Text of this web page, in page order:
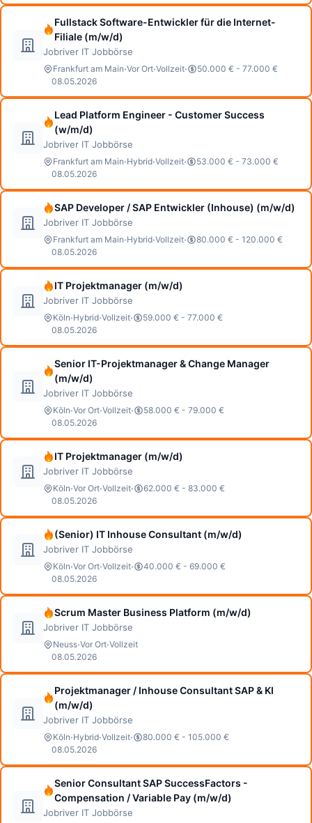
Fullstack Software-Entwickler für die Internet-
Filiale (m/w/d)
Jobriver IT Jobbörse
Frankfurt am Main·Vor Ort·Vollzeit·
50.000 € - 77.000 €
08.05.2026
Lead Platform Engineer - Customer Success
(w/m/d)
Jobriver IT Jobbörse
Frankfurt am Main·Hybrid·Vollzeit·
53.000 € - 73.000 €
08.05.2026
SAP Developer / SAP Entwickler (Inhouse) (m/w/d)
Jobriver IT Jobbörse
Frankfurt am Main·Hybrid·Vollzeit·
80.000 € - 120.000 €
08.05.2026
IT Projektmanager (m/w/d)
Jobriver IT Jobbörse
Köln·Hybrid·Vollzeit·
59.000 € - 77.000 €
08.05.2026
Senior IT-Projektmanager & Change Manager
(m/w/d)
Jobriver IT Jobbörse
Köln·Vor Ort·Vollzeit·
58.000 € - 79.000 €
08.05.2026
IT Projektmanager (m/w/d)
Jobriver IT Jobbörse
Köln·Vor Ort·Vollzeit·
62.000 € - 83.000 €
08.05.2026
(Senior) IT Inhouse Consultant (m/w/d)
Jobriver IT Jobbörse
Köln·Vor Ort·Vollzeit·
40.000 € - 69.000 €
08.05.2026
Scrum Master Business Platform (m/w/d)
Jobriver IT Jobbörse
Neuss·Vor Ort·Vollzeit
08.05.2026
Projektmanager / Inhouse Consultant SAP & KI
(m/w/d)
Jobriver IT Jobbörse
Köln·Hybrid·Vollzeit·
80.000 € - 105.000 €
08.05.2026
Senior Consultant SAP SuccessFactors -
Compensation / Variable Pay (m/w/d)
Jobriver IT Jobbörse